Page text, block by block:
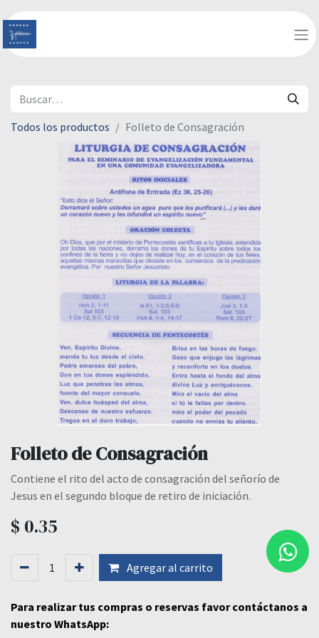
Todos los productos Folleto de Consagración
Folleto de Consagración
Contiene el rito del acto de consagración del señorío de
Jesus en el segundo bloque de retiro de iniciación.
$ 0.35
Agregar al carrito
Para realizar tus compras o reservas favor contáctanos a
nuestro WhatsApp: